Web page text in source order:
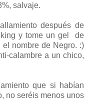
salvaje.
después de
y tome un gel de
nombre de Negro. :)
calambre a un chico,
que si habían
no seréis menos unos